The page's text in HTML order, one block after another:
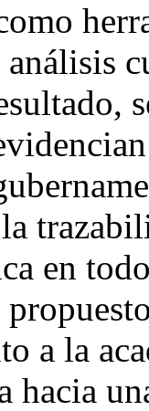
en
a la
hacia